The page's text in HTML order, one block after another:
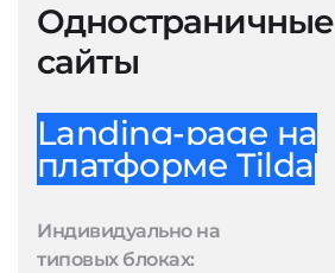
Одностраничные
сайты
Landing-page на
платформе Tilda
Индивидуально на
типовых блоках: